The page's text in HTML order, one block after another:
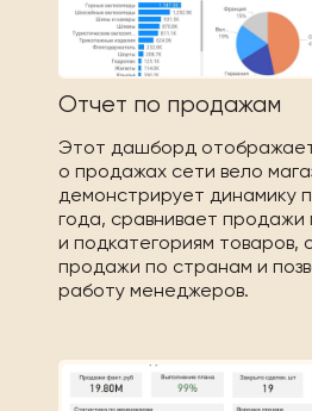
Отчет по продажам
Этот дашборд
о продажах сети вело
демонстрирует динамику
года, сравнивает продажи
и подкатегориям товаров,
продажи по странам и
работу менеджеров.